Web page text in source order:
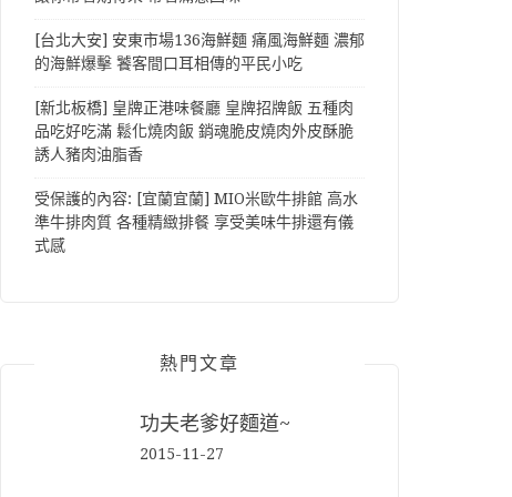
[台北大安] 安東市場136海鮮麵 痛風海鮮麵 濃郁
的海鮮爆擊 饕客間口耳相傳的平民小吃
[新北板橋] 皇牌正港味餐廳 皇牌招牌飯 五種肉
品吃好吃滿 鬆化燒肉飯 銷魂脆皮燒肉外皮酥脆
誘人豬肉油脂香
受保護的內容: [宜蘭宜蘭] MIO米歐牛排館 高水
準牛排肉質 各種精緻排餐 享受美味牛排還有儀
式感
熱門文章
功夫老爹好麵道~
2015-11-27